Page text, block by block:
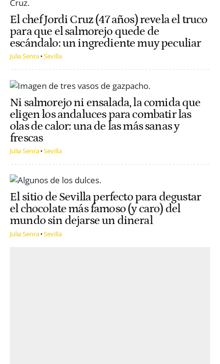
El chef Jordi Cruz (47 años) revela el truco
para que el salmorejo quede de
escándalo: un ingrediente muy peculiar
Julia Senra Sevilla
Ni salmorejo ni ensalada, la comida que
eligen los andaluces para combatir las
olas de calor: una de las más sanas y
frescas
Julia Senra Sevilla
El sitio de Sevilla perfecto para degustar
el chocolate más famoso (y caro) del
mundo sin dejarse un dineral
Julia Senra Sevilla